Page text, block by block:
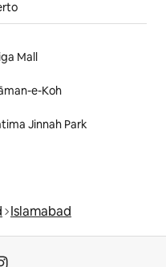
Mall
e-Koh
Jinnah Park
Islamabad